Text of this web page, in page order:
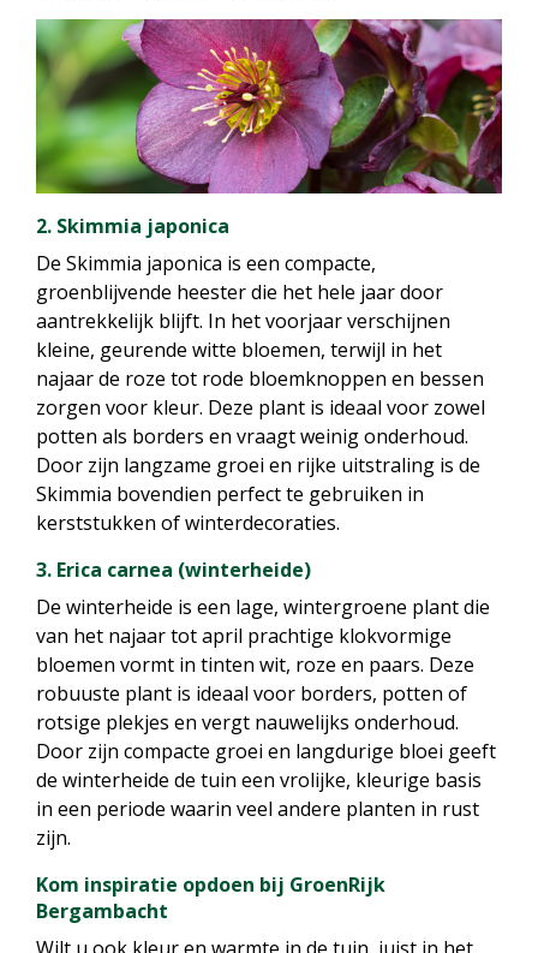
2. Skimmia japonica
De Skimmia japonica is een compacte,
groenblijvende heester die het hele jaar door
aantrekkelijk blijft. In het voorjaar verschijnen
kleine, geurende witte bloemen, terwijl in het
najaar de roze tot rode bloemknoppen en bessen
zorgen voor kleur. Deze plant is ideaal voor zowel
potten als borders en vraagt weinig onderhoud.
Door zijn langzame groei en rijke uitstraling is de
Skimmia bovendien perfect te gebruiken in
kerststukken of winterdecoraties.
3. Erica carnea (winterheide)
De winterheide is een lage, wintergroene plant die
van het najaar tot april prachtige klokvormige
bloemen vormt in tinten wit, roze en paars. Deze
robuuste plant is ideaal voor borders, potten of
rotsige plekjes en vergt nauwelijks onderhoud.
Door zijn compacte groei en langdurige bloei geeft
de winterheide de tuin een vrolijke, kleurige basis
in een periode waarin veel andere planten in rust
zijn.
Kom inspiratie opdoen bij GroenRijk
Bergambacht